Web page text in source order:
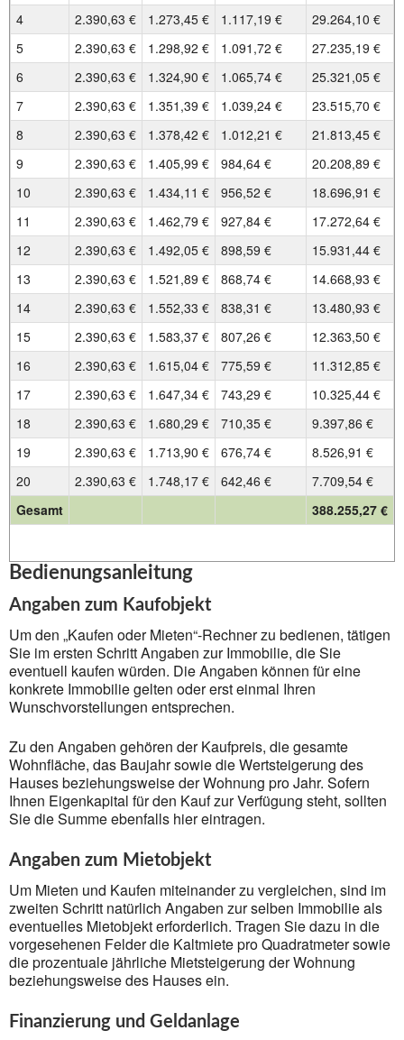
4
2.390,63 € 1.273,45 € 1.117,19 €
29.264,10 €
5
2.390,63 € 1.298,92 € 1.091,72 €
27.235,19 €
6
2.390,63 € 1.324,90 € 1.065,74 €
25.321,05 €
7
2.390,63 € 1.351,39 € 1.039,24 €
23.515,70 €
8
2.390,63 € 1.378,42 € 1.012,21 €
21.813,45 €
9
2.390,63 € 1.405,99 € 984,64 €
20.208,89 €
10
2.390,63 € 1.434,11 € 956,52 €
18.696,91 €
11
2.390,63 € 1.462,79 € 927,84 €
17.272,64 €
12
2.390,63 € 1.492,05 € 898,59 €
15.931,44 €
13
2.390,63 € 1.521,89 € 868,74 €
14.668,93 €
14
2.390,63 € 1.552,33 € 838,31 €
13.480,93 €
15
2.390,63 € 1.583,37 € 807,26 €
12.363,50 €
16
2.390,63 € 1.615,04 € 775,59 €
11.312,85 €
17
2.390,63 € 1.647,34 € 743,29 €
10.325,44 €
18
2.390,63 € 1.680,29 € 710,35 €
9.397,86 €
19
2.390,63 € 1.713,90 € 676,74 €
8.526,91 €
20
2.390,63 € 1.748,17 € 642,46 €
7.709,54 €
Gesamt
388.255,27 €
Bedienungsanleitung
Angaben zum Kaufobjekt
Um den „Kaufen oder Mieten“-Rechner zu bedienen, tätigen
Sie im ersten Schritt Angaben zur Immobilie, die Sie
eventuell kaufen würden. Die Angaben können für eine
konkrete Immobilie gelten oder erst einmal Ihren
Wunschvorstellungen entsprechen.
Zu den Angaben gehören der Kaufpreis, die gesamte
Wohnfläche, das Baujahr sowie die Wertsteigerung des
Hauses beziehungsweise der Wohnung pro Jahr. Sofern
Ihnen Eigenkapital für den Kauf zur Verfügung steht, sollten
Sie die Summe ebenfalls hier eintragen.
Angaben zum Mietobjekt
Um Mieten und Kaufen miteinander zu vergleichen, sind im
zweiten Schritt natürlich Angaben zur selben Immobilie als
eventuelles Mietobjekt erforderlich. Tragen Sie dazu in die
vorgesehenen Felder die Kaltmiete pro Quadratmeter sowie
die prozentuale jährliche Mietsteigerung der Wohnung
beziehungsweise des Hauses ein.
Finanzierung und Geldanlage